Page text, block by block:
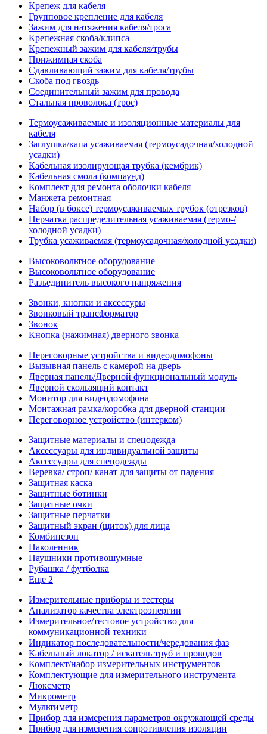
Крепеж для кабеля
Групповое крепление для кабеля
Зажим для натяжения кабеля/троса
Крепежная скоба/клипса
Крепежный зажим для кабеля/трубы
Прижимная скоба
Сдавливающий зажим для кабеля/трубы
Скоба под гвоздь
Соединительный зажим для провода
Стальная проволока (трос)
Термоусаживаемые и изоляционные материалы для
кабеля
Заглушка/капа усаживаемая (термоусадочная/холодной
усадки)
Кабельная изолирующая трубка (кембрик)
Кабельная смола (компаунд)
Комплект для ремонта оболочки кабеля
Манжета ремонтная
Набор (в боксе) термоусаживаемых трубок (отрезков)
Перчатка распределительная усаживаемая (термо-/
холодной усадки)
Трубка усаживаемая (термоусадочная/холодной усадки)
Высоковольтное оборудование
Высоковольтное оборудование
Разъединитель высокого напряжения
Звонки, кнопки и аксессуры
Звонковый трансформатор
Звонок
Кнопка (нажимная) дверного звонка
Переговорные устройства и видеодомофоны
Вызывная панель с камерой на дверь
Дверная панель/Дверной функциональный модуль
Дверной скользящий контакт
Монитор для видеодомофона
Монтажная рамка/коробка для дверной станции
Переговорное устройство (интерком)
Защитные материалы и спецодежда
Аксессуары для индивидуальной защиты
Аксессуары для спецодежды
Веревка/ строп/ канат для защиты от падения
Защитная каска
Защитные ботинки
Защитные очки
Защитные перчатки
Защитный экран (щиток) для лица
Комбинезон
Наколенник
Наушники противошумные
Рубашка / футболка
Еще 2
Измерительные приборы и тестеры
Анализатор качества электроэнергии
Измерительное/тестовое устройство для
коммуникационной техники
Индикатор последовательности/чередования фаз
Кабельный локатор / искатель труб и проводов
Комплект/набор измерительных инструментов
Комплектующие для измерительного инструмента
Люксметр
Микрометр
Мультиметр
Прибор для измерения параметров окружающей среды
Прибор для измерения сопротивления изоляции